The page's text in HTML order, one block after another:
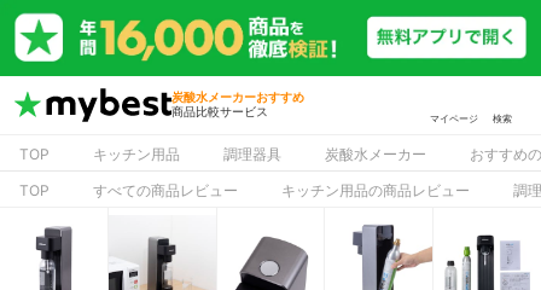
炭酸水メーカーおすすめ
商品比較サービス
マイページ 検索
TOP キッチン用品 調理器具 炭酸水メーカー
おすすめ
TOP
すべての商品レビュー キッチン用品の商品レビュー 調